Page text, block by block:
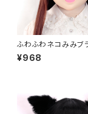
ふわふわネコみみブ
fy cat ear Brown
¥968